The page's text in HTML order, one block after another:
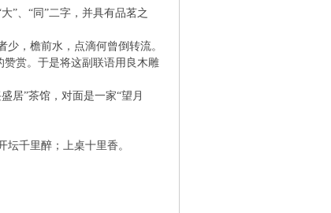
、“同”二字，并具有品茗之
，檐前水，点滴何曾倒转流。
赏。于是将这副联语用良木雕
”茶馆，对面是一家“望月
千里醉；上桌十里香。